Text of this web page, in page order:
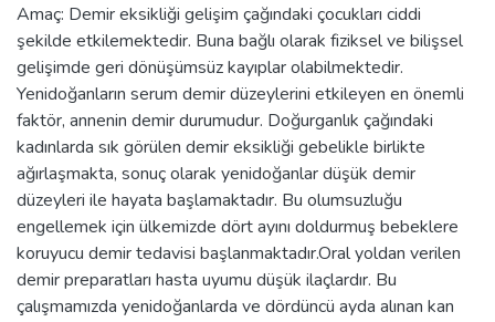
Amaç: Demir eksikliği gelişim çağındaki çocukları ciddi
şekilde etkilemektedir. Buna bağlı olarak fiziksel ve bilişsel
gelişimde geri dönüşümsüz kayıplar olabilmektedir.
Yenidoğanların serum demir düzeylerini etkileyen en önemli
faktör, annenin demir durumudur. Doğurganlık çağındaki
kadınlarda sık görülen demir eksikliği gebelikle birlikte
ağırlaşmakta, sonuç olarak yenidoğanlar düşük demir
düzeyleri ile hayata başlamaktadır. Bu olumsuzluğu
engellemek için ülkemizde dört ayını doldurmuş bebeklere
koruyucu demir tedavisi başlanmaktadır.Oral yoldan verilen
demir preparatları hasta uyumu düşük ilaçlardır. Bu
çalışmamızda yenidoğanlarda ve dördüncü ayda alınan kan